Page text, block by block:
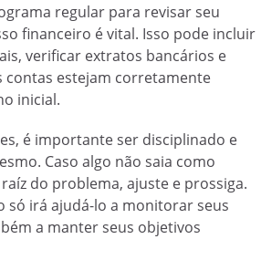
regular para revisar seu
financeiro é vital. Isso pode incluir
verificar extratos bancários e
contas estejam corretamente
inicial.
é importante ser disciplinado e
Caso algo não saia como
do problema, ajuste e prossiga.
só irá ajudá-lo a monitorar seus
a manter seus objetivos